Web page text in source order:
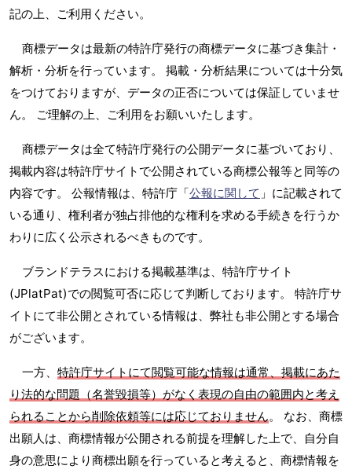
記の上、ご利用ください。
商標データは最新の特許庁発行の商標データに基づき集計・
解析・分析を行っています。 掲載・分析結果については十分気
をつけておりますが、データの正否については保証していませ
ん。 ご理解の上、ご利用をお願いいたします。
商標データは全て特許庁発行の公開データに基づいており、
掲載内容は特許庁サイトで公開されている商標公報等と同等の
内容です。 公報情報は、特許庁「公報に関して 」に記載されて
いる通り、権利者が独占排他的な権利を求める手続きを行うか
わりに広く公示されるべきものです。
ブランドテラスにおける掲載基準は、特許庁サイト
(JPlatPat)での閲覧可否に応じて判断しております。 特許庁サ
イトにて非公開とされている情報は、弊社も非公開とする場合
がございます。
一方、 特許庁サイトにて閲覧可能な情報は通常、掲載にあた
り法的な問題（名誉毀損等）がなく表現の自由の範囲内と考え
られることから削除依頼等には応じておりません。 なお、商標
出願人は、商標情報が公開される前提を理解した上で、自分自
身の意思により商標出願を行っていると考えると、商標情報を